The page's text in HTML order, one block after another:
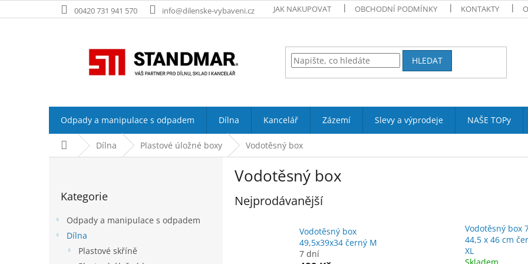
na
00420 731 941 570 info@dilenske-vybaveni.cz JAK NAKUPOVAT OBCHODNÍ PODMÍNKY KONTAKTY
HLEDAT
Odpady a manipulace s odpadem Dílna Kancelář Zázemí Slevy a výprodeje NAŠE TOPy
Domů Dílna Plastové úložné boxy Vodotěsný box
kategorie
Kategorie
Odpady a manipulace s odpadem
Dílna
Plastové skříně
Vodotěsný box
Nejprodávanější
Vodotěsný box
49,5x39x34 černý M
7 dní
Vodotěsný box
44,5 x 46 cm
XL